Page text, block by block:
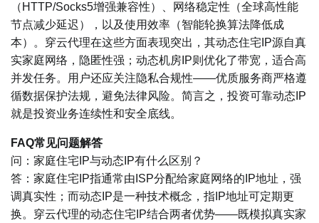
（HTTP/Socks5增强兼容性）、网络稳定性（全球高性能
节点减少延迟），以及使用效率（智能轮换算法降低成
本）。穿云代理在这些方面表现突出，其动态住宅IP源自真
实家庭网络，隐匿性强；动态机房IP则优化了带宽，适合高
并发任务。用户还应关注隐私合规性——优质服务商严格遵
循数据保护法规，避免法律风险。简言之，投资可靠动态IP
就是投资业务连续性和安全底线。
FAQ常见问题解答
问：家庭住宅IP与动态IP有什么区别？
答：家庭住宅IP指通常由ISP分配给家庭网络的IP地址，强
调真实性；而动态IP是一种技术概念，指IP地址可定期更
换。穿云代理的动态住宅IP结合两者优势——既模拟真实家